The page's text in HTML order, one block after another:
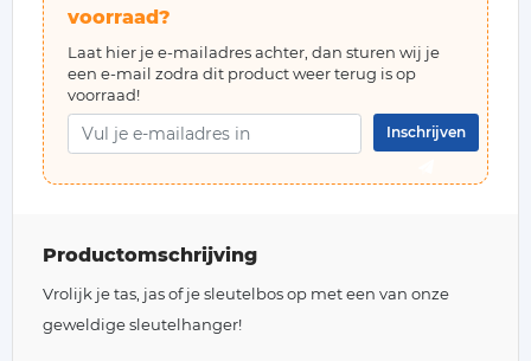
voorraad?
Laat hier je e-mailadres achter, dan sturen wij je
een e-mail zodra dit product weer terug is op
voorraad!
Inschrijven
Productomschrijving
Vrolijk je tas, jas of je sleutelbos op met een van onze
geweldige sleutelhanger!